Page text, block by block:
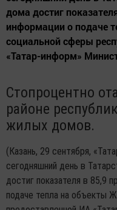
дома достиг
информации о подаче
социальной сферы
«Татар-информ»
Стопроцентно
районе
жилых домов.
(Казань, 29 сентября,
сегодняшний день в
достиг показателя в 85,9
подаче тепла на объекты